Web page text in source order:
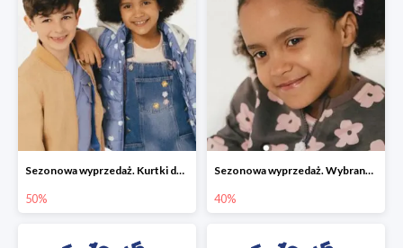
Sezonowa wyprzedaż. Kurtki do -50%
50%
Sezonowa wyprzedaż. Wybrane modele do -40%
40%